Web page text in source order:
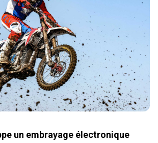
un embrayage électronique